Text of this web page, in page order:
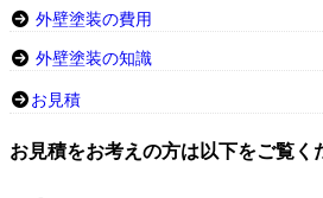
外壁塗装の費用
外壁塗装の知識
お見積
お見積をお考えの方は以下をご覧く